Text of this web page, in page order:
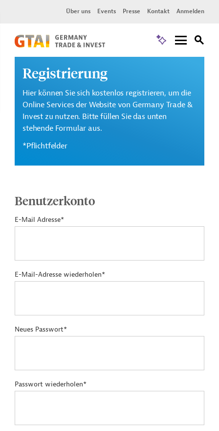
Über uns Events Presse Kontakt Anmelden
Registrierung
Hier können Sie sich kostenlos registrieren, um die
Online Services der Website von Germany Trade &
Invest zu nutzen. Bitte füllen Sie das unten
stehende Formular aus.
*Pflichtfelder
Benutzerkonto
E-Mail Adresse*
E-Mail-Adresse wiederholen*
Neues Passwort*
Passwort wiederholen*